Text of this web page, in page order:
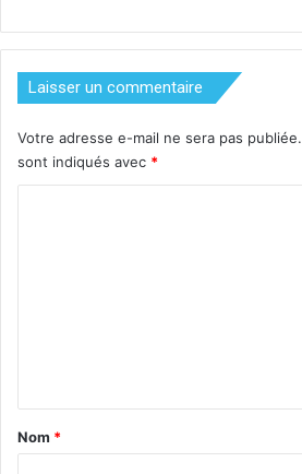
Laisser un commentaire
Votre adresse e-mail ne sera pas publiée.
sont indiqués avec *
a
Nom *